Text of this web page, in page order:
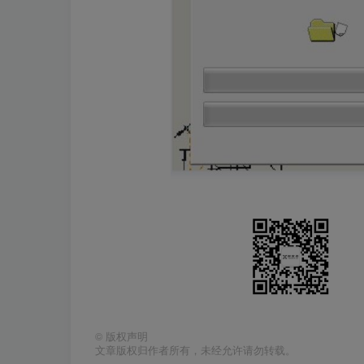
© 版权声明
文章版权归作者所有，未经允许请勿转载。